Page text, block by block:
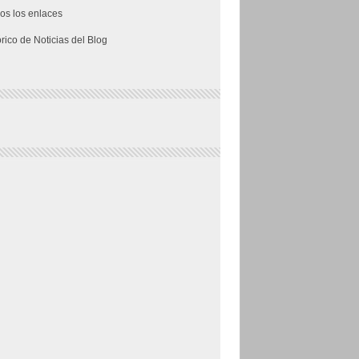
los enlaces
de Noticias del Blog